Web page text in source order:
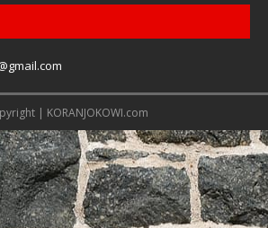
| KORANJOKOWI.com